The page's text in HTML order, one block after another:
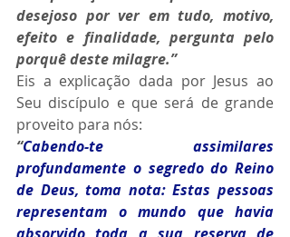
desejoso por ver em tudo, motivo,
efeito e finalidade, pergunta pelo
porquê deste milagre.”
Eis a explicação dada por Jesus ao
Seu discípulo e que será de grande
proveito para nós:
“Cabendo-te assimilares
profundamente o segredo do Reino
de Deus, toma nota: Estas pessoas
representam o mundo que havia